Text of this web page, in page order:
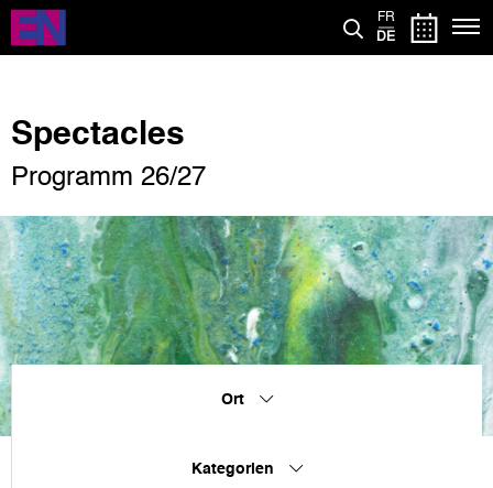
Direkt
zum
Inhalt
FR
DE
Spectacles
Programm 26/27
Ort
Kategorien